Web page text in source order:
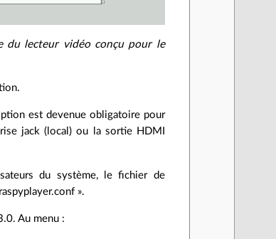
du lecteur vidéo conçu pour le
est devenue obligatoire pour
jack (local) ou la sortie HDMI
du système, le fichier de
».
Au menu :